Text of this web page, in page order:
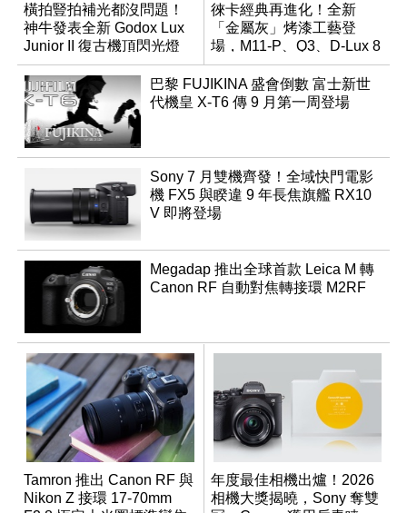
橫拍豎拍補光都沒問題！
神牛發表全新 Godox Lux
Junior II 復古機頂閃光燈
徠卡經典再進化！全新
「金屬灰」烤漆工藝登
場，M11-P、Q3、D-Lux 8
領銜換裝
巴黎 FUJIKINA 盛會倒數 富士新世
代機皇 X-T6 傳 9 月第一周登場
Sony 7 月雙機齊發！全域快門電影
機 FX5 與睽違 9 年長焦旗艦 RX10
V 即將登場
Megadap 推出全球首款 Leica M 轉
Canon RF 自動對焦轉接環 M2RF
Tamron 推出 Canon RF 與
Nikon Z 接環 17-70mm
年度最佳相機出爐！2026
相機大獎揭曉，Sony 奪雙